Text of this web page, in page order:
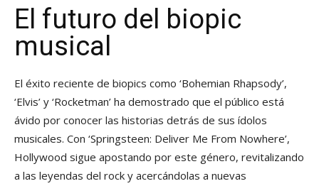
El futuro del biopic
musical
El éxito reciente de biopics como ‘Bohemian Rhapsody’,
‘Elvis’ y ‘Rocketman’ ha demostrado que el público está
ávido por conocer las historias detrás de sus ídolos
musicales. Con ‘Springsteen: Deliver Me From Nowhere’,
Hollywood sigue apostando por este género, revitalizando
a las leyendas del rock y acercándolas a nuevas